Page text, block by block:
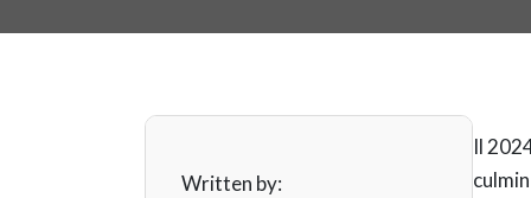
Written by:
Il